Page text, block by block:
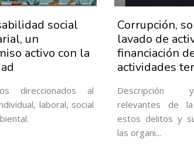
social
un
activo con la
direccionados al
laboral, social
Corrupción,
lavado de
financiación
actividades
Descripción
relevantes de
estos delitos y
las organi...